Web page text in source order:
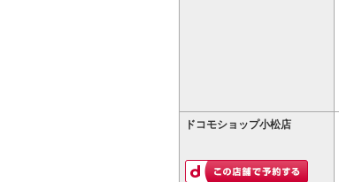
ドコモショップ小松店